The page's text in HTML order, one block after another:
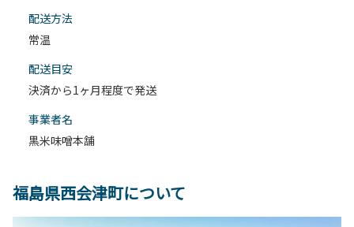
配送⽅法
常温
配送目安
決済から1ヶ月程度で発送
事業者名
黒米味噌本舗
福島県西会津町について